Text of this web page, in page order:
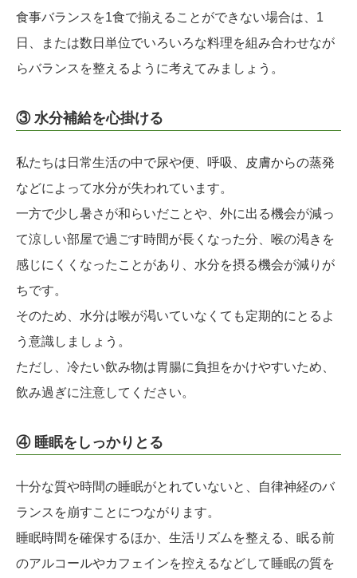
食事バランスを1食で揃えることができない場合は、1
日、または数日単位でいろいろな料理を組み合わせなが
らバランスを整えるように考えてみましょう。
③ 水分補給を心掛ける
私たちは日常生活の中で尿や便、呼吸、皮膚からの蒸発
などによって水分が失われています。
一方で少し暑さが和らいだことや、外に出る機会が減っ
て涼しい部屋で過ごす時間が長くなった分、喉の渇きを
感じにくくなったことがあり、水分を摂る機会が減りが
ちです。
そのため、水分は喉が渇いていなくても定期的にとるよ
う意識しましょう。
ただし、冷たい飲み物は胃腸に負担をかけやすいため、
飲み過ぎに注意してください。
④ 睡眠をしっかりとる
十分な質や時間の睡眠がとれていないと、自律神経のバ
ランスを崩すことにつながります。
睡眠時間を確保するほか、生活リズムを整える、眠る前
のアルコールやカフェインを控えるなどして睡眠の質を